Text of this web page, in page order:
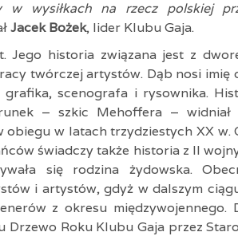
wysiłkach na rzecz polskiej
Jacek Bożek, lider Klubu Gaja.
Jego historia związana jest z
twórczej artystów. Dąb nosi imię
scenografa i rysownika.
– szkic Mehoffera – widniał
obiegu w latach trzydziestych XX w.
świadczy także historia z II
się rodzina żydowska.
i artystów, gdyż w dalszym
z okresu międzywojennego.
Drzewo Roku Klubu Gaja przez